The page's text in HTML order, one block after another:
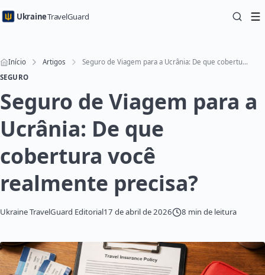
UkraineTravelGuard
Início Artigos
Seguro de Viagem para a Ucrânia: De que cobertura você realmente precisa?
SEGURO
Seguro de Viagem para a
Ucrânia: De que
cobertura você
realmente precisa?
Ukraine TravelGuard Editorial17 de abril de 2026 8 min de leitura